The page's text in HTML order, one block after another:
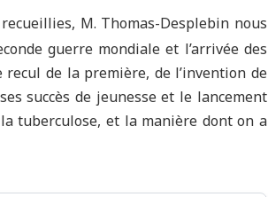
M. Thomas-Desplebin nous
guerre mondiale et l’arrivée des
de la première, de l’invention de
succès de jeunesse et le lancement
tuberculose, et la manière dont on a